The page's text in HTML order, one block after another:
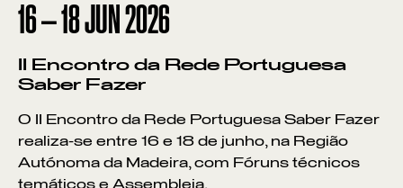
16—18JUN 2026
II Encontro da Rede Portuguesa
Saber Fazer
O II Encontro da Rede Portuguesa Saber Fazer
realiza-se entre 16 e 18 de junho, na Região
Autónoma da Madeira, com Fóruns técnicos
temáticos e Assembleia.